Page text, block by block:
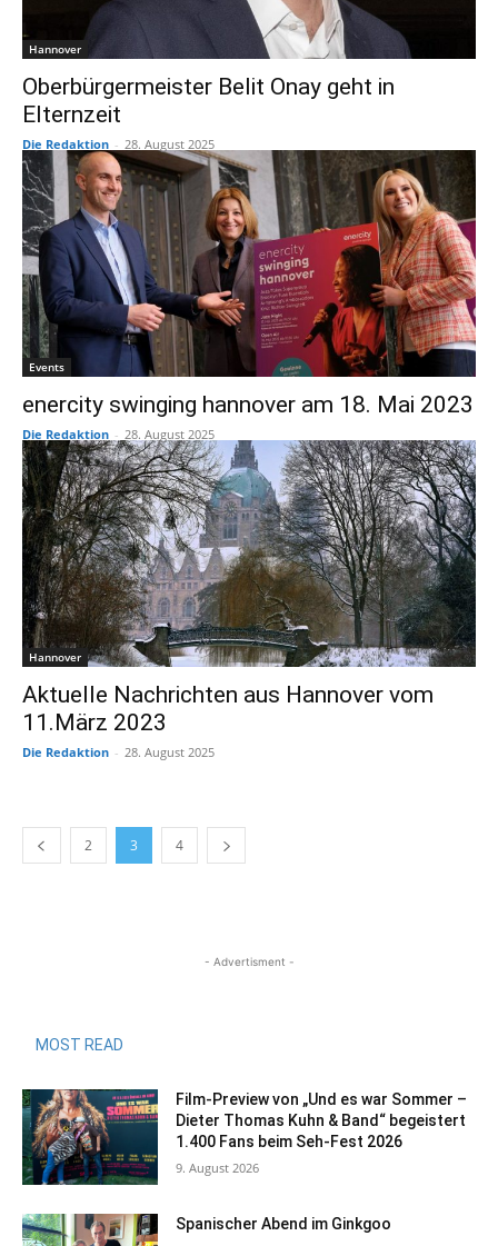
Hannover
Oberbürgermeister Belit Onay geht in
Elternzeit
Die Redaktion - 28. August 2025
Events
enercity swinging hannover am 18. Mai 2023
Die Redaktion - 28. August 2025
Hannover
Aktuelle Nachrichten aus Hannover vom
11.März 2023
Die Redaktion - 28. August 2025
2 3 4
- Advertisment -
MOST READ
Film-Preview von „Und es war Sommer –
Dieter Thomas Kuhn & Band“ begeistert
1.400 Fans beim Seh-Fest 2026
9. August 2026
Spanischer Abend im Ginkgoo